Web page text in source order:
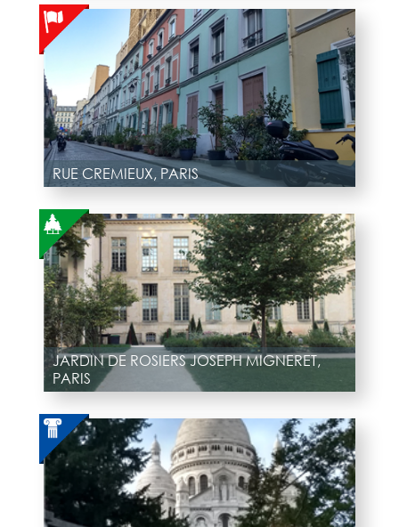
RUE CREMIEUX, PARIS
JARDIN DE ROSIERS JOSEPH MIGNERET,
PARIS